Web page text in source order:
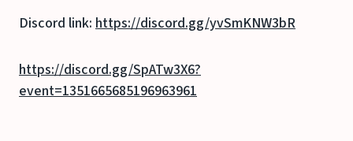
Discord link: https://discord.gg/yvSmKNW3bR
https://discord.gg/SpATw3X6?
event=1351665685196963961